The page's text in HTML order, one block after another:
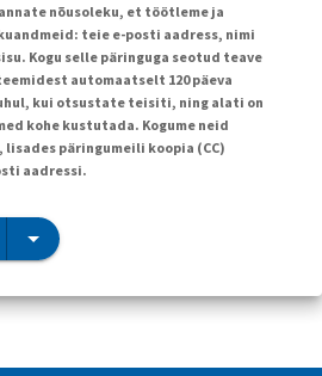
nõusoleku, et töötleme ja
teie e-posti aadress, nimi
Kogu selle päringuga seotud teave
automaatselt 120 päeva
kui otsustate teisiti, ning alati on
kohe kustutada. Kogume neid
päringumeili koopia (CC)
aadressi.